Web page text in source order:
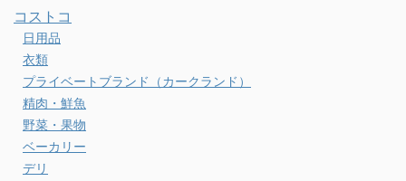
コストコ
日用品
衣類
プライベートブランド（カークランド）
精肉・鮮魚
野菜・果物
ベーカリー
デリ